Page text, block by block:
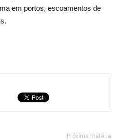
em portos, escoamentos de
Próxima matéria